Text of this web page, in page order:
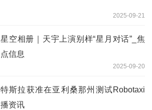
2025-09-21
星空相册｜天宇上演别样“星月对话”_焦
点信息
2025-09-20
特斯拉获准在亚利桑那州测试Robotaxi
播资讯